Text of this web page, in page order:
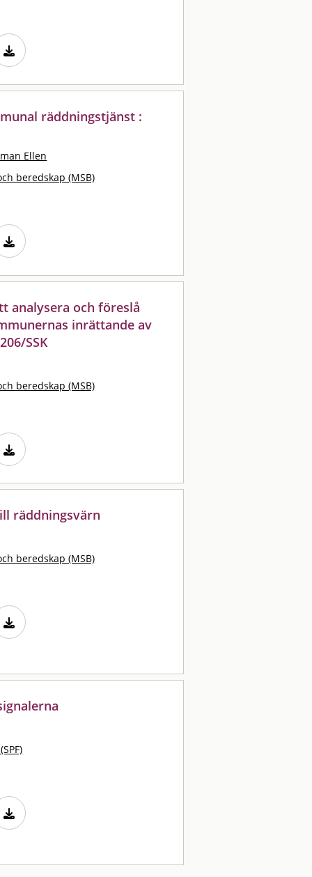
räddningstjänst :
Ellen
beredskap (MSB)
analysera och föreslå
inrättande av
SSK
beredskap (MSB)
räddningsvärn
beredskap (MSB)